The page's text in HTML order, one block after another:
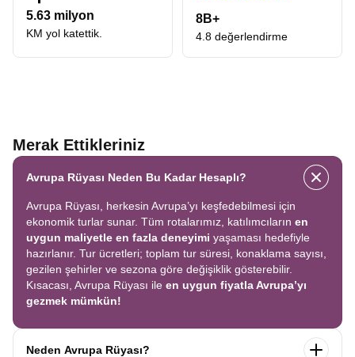
5.63 milyon
KM yol katettik.
8B+
4.8 değerlendirme
Merak Ettikleriniz
Avrupa Rüyası Neden Bu Kadar Hesaplı?
Avrupa Rüyası, herkesin Avrupa’yı keşfedebilmesi için
ekonomik turlar sunar. Tüm rotalarımız, katılımcıların en
uygun maliyetle en fazla deneyimi yaşaması hedefiyle
hazırlanır. Tur ücretleri; toplam tur süresi, konaklama sayısı,
gezilen şehirler ve sezona göre değişiklik gösterebilir.
Kısacası, Avrupa Rüyası ile en uygun fiyatla Avrupa’yı
gezmek mümkün!
Neden Avrupa Rüyası?